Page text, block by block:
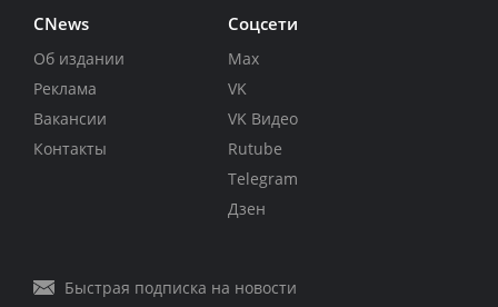
CNews
Об издании
Реклама
Вакансии
Контакты
Соцсети
Max
VK
VK Видео
Rutube
Telegram
Дзен
Быстрая подписка на новости